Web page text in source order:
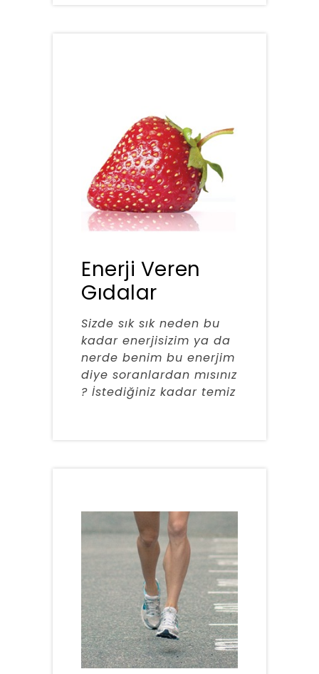
Enerji Veren
Gıdalar
Sizde sık sık neden bu
kadar enerjisizim ya da
nerde benim bu enerjim
diye soranlardan mısınız
? İstediğiniz kadar temiz